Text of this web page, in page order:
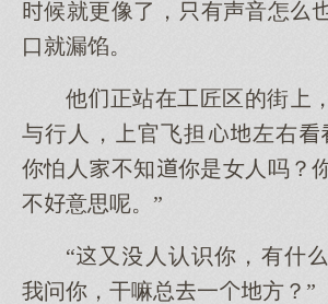
候就更像了，有声音怎
口就漏馅。
他正站在工匠区的街
与行人，官飞担左右
你怕人不知你是女人吗？
不意思呢。”
“又人认识你，有什
我问你，干嘛总一方？”